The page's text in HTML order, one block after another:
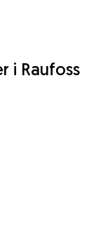
i Raufoss